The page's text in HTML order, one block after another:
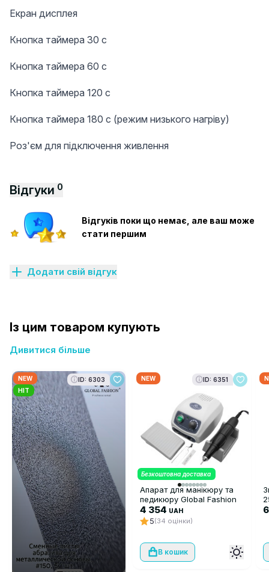
Екран дисплея
Кнопка таймера 30 с
Кнопка таймера 60 с
Кнопка таймера 120 с
Кнопка таймера 180 с (режим низького нагріву)
Роз'єм для підключення живлення
Відгуки 0
Відгуків поки що немає, але ваш може
стати першим
Додати свій відгук
Із цим товаром купують
Дивитися більше
NEW
HIT
ID: 6303 NEW ID: 6351
Безкоштовна доставка
Апарат для манікюру та
педикюру Global Fashion
GF-119, 80 Вт, 45 000 об/
хв
4 354 UAH
5(34 оцінки)
В кошик